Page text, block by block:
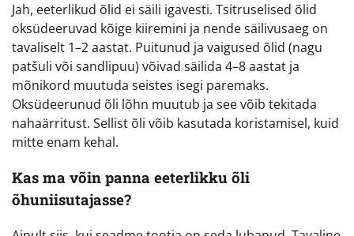
Jah, eeterlikud õlid ei säili igavesti. Tsitruselised õlid
oksüdeeruvad kõige kiiremini ja nende säilivusaeg on
tavaliselt 1–2 aastat. Puitunud ja vaigused õlid (nagu
patšuli või sandlipuu) võivad säilida 4–8 aastat ja
mõnikord muutuda seistes isegi paremaks.
Oksüdeerunud õli lõhn muutub ja see võib tekitada
nahaärritust. Sellist õli võib kasutada koristamisel, kuid
mitte enam kehal.
Kas ma võin panna eeterlikku õli
õhuniisutajasse?